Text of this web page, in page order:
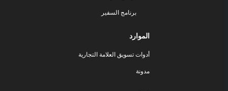
برنامج السفير
الموارد
أدوات تسويق العلامة التجارية
مدونة